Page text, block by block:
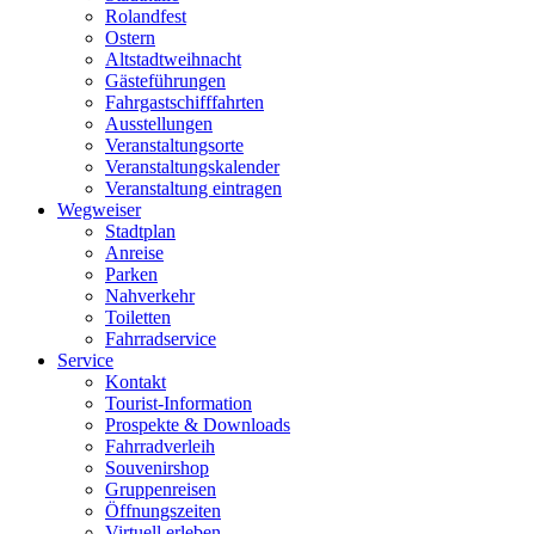
Rolandfest
Ostern
Altstadtweihnacht
Gästeführungen
Fahrgastschifffahrten
Ausstellungen
Veranstaltungsorte
Veranstaltungskalender
Veranstaltung eintragen
Wegweiser
Stadtplan
Anreise
Parken
Nahverkehr
Toiletten
Fahrradservice
Service
Kontakt
Tourist-Information
Prospekte & Downloads
Fahrradverleih
Souvenirshop
Gruppenreisen
Öffnungszeiten